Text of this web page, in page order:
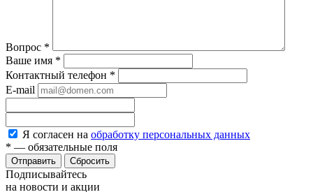
Вопрос *
Ваше имя *
Контактный телефон *
E-mail
Я согласен на обработку персональных данных
* — обязательные поля
Сбросить
Подписывайтесь
на новости и акции